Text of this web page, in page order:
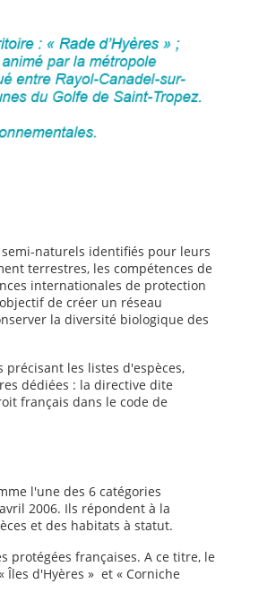
naturels identifiés pour leurs
terrestres, les compétences de
internationales de protection
de créer un réseau
la diversité biologique des
les listes d'espèces,
dédiées : la directive dite
français dans le code de
l'une des 6 catégories
2006. Ils répondent à la
et des habitats à statut.
protégées françaises. A ce titre, le
Îles d'Hyères » et « Corniche